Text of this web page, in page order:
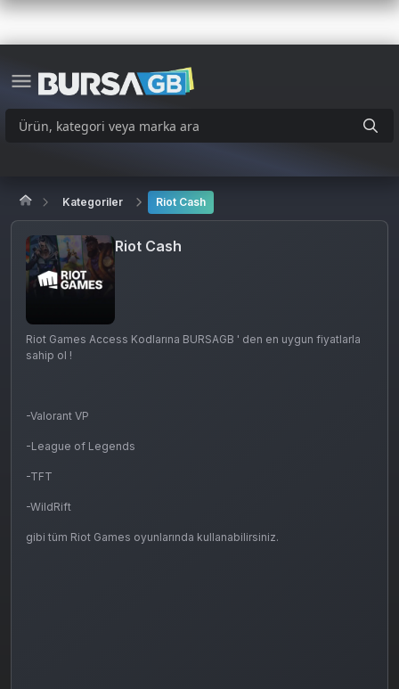
Kategoriler Riot Cash
Riot Cash
Riot Games Access Kodlarına BURSAGB ' den en uygun fiyatlarla
sahip ol !
-Valorant VP
-League of Legends
-TFT
-WildRift
gibi tüm Riot Games oyunlarında kullanabilirsiniz.